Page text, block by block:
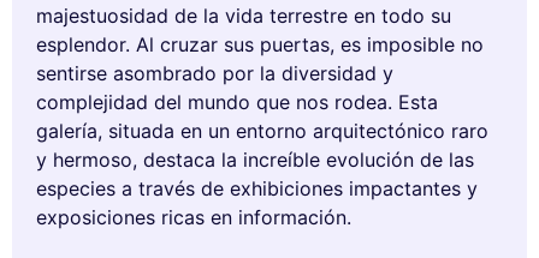
majestuosidad de la vida terrestre en todo su
esplendor. Al cruzar sus puertas, es imposible no
sentirse asombrado por la diversidad y
complejidad del mundo que nos rodea. Esta
galería, situada en un entorno arquitectónico raro
y hermoso, destaca la increíble evolución de las
especies a través de exhibiciones impactantes y
exposiciones ricas en información.